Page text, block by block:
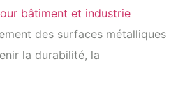
bâtiment et industrie
des surfaces métalliques
la durabilité, la